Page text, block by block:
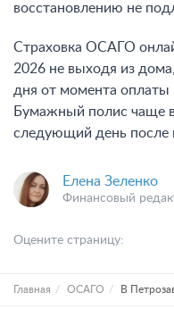
восстановлению не
Страховка ОСАГО
2026 не выходя из
дня от момента оплаты
Бумажный полис чаще
следующий день после
Елена Зеленко
Финансовый
Оцените страницу:
Главная ОСАГО В